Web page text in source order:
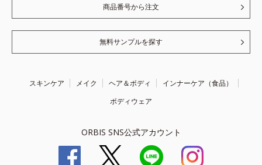
商品番号から注文
無料サンプルを探す
スキンケア メイク ヘア＆ボディ
インナーケア（食品）
ボディウェア
ORBIS SNS公式アカウント